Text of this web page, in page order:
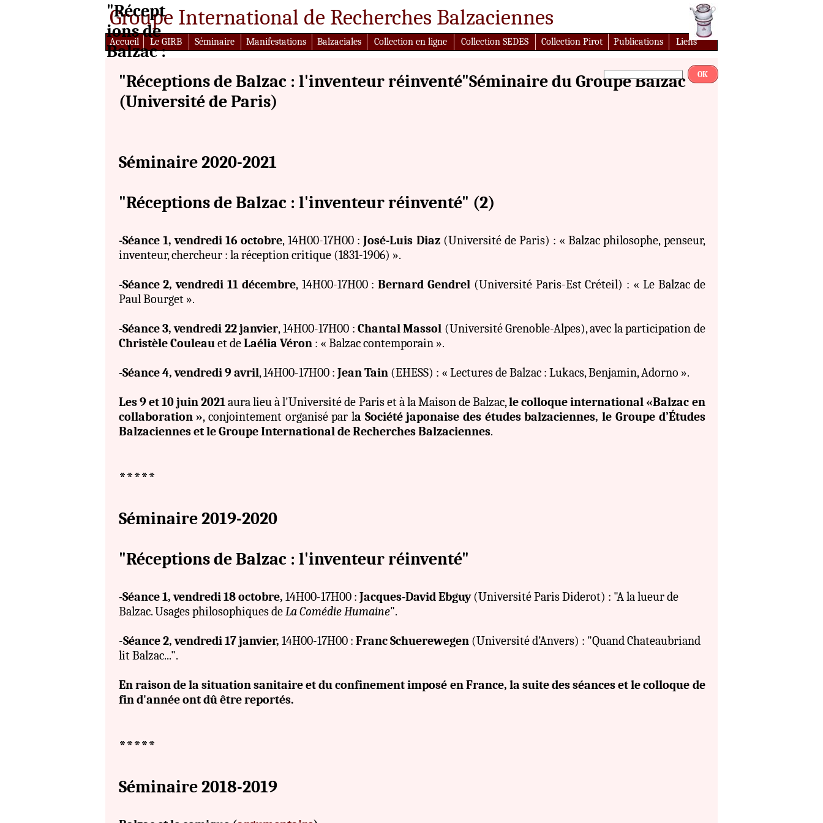
"Réceptions de Balzac : l'inventeur réinventé"Séminaire du Groupe Balzac
(Université de Paris)
Séminaire 2020-2021
"Réceptions de Balzac : l'inventeur réinventé" (2)
-Séance 1, vendredi 16 octobre, 14H00-17H00 :José-Luis Diaz (Université de Paris) : « Balzac philosophe, penseur,
inventeur, chercheur : la réception critique (1831-1906) ».
-Séance 2, vendredi 11 décembre, 14H00-17H00 :Bernard Gendrel (Université Paris-Est Créteil) : « Le Balzac de
Paul Bourget ».
-Séance 3, vendredi 22 janvier,14H00-17H00 :Chantal Massol (Université Grenoble-Alpes), avec la participation de
Christèle Couleauet deLaélia Véron : « Balzac contemporain ».
-Séance 4, vendredi 9 avril, 14H00-17H00 : Jean Tain (EHESS) : « Lectures de Balzac : Lukacs, Benjamin, Adorno ».
Les 9 et 10 juin 2021aura lieu à l'Université de Paris et à la Maison de Balzac,le colloque international «Balzac en
collaboration », conjointement organisé par la Société japonaise des études balzaciennes, le Groupe d’Études
Balzaciennes et le Groupe International de Recherches Balzaciennes.
*****
Séminaire 2019-2020
"Réceptions de Balzac : l'inventeur réinventé"
-Séance 1, vendredi 18 octobre, 14H00-17H00 : Jacques-David Ebguy(Université Paris Diderot) : "A la lueur de
Balzac. Usages philosophiques deLa Comédie Humaine".
-Séance 2, vendredi 17 janvier, 14H00-17H00 : Franc Schuerewegen (Université d'Anvers) : "Quand Chateaubriand
lit Balzac...".
En raison de la situation sanitaire et du confinement imposé en France, la suite des séances et le colloque de
fin d'année ont dû être reportés.
*****
Séminaire 2018-2019
"Récept
ions de
Balzac :
l'invent
eur
réinven
OK
Accueil Le GIRB Séminaire Manifestations Balzaciales Collection en ligne Collection SEDES Collection Pirot Publications Liens
Groupe International de Recherches Balzaciennes